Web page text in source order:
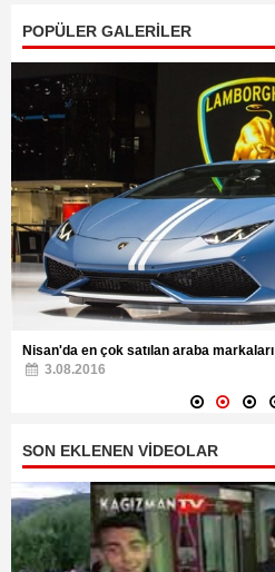
POPÜLER GALERİLER
Nisan'da en çok satılan araba markaları
3.08.2016
SON EKLENEN VİDEOLAR